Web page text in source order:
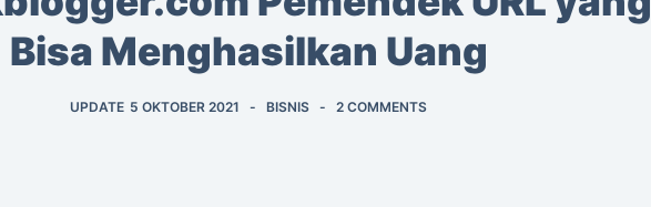
Bisa Menghasilkan Uang
UPDATE 5 OKTOBER 2021 BISNIS 2 COMMENTS